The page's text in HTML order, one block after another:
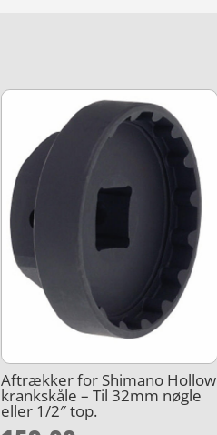
Aftrækker for Shimano Hollow
krankskåle – Til 32mm nøgle
eller 1/2″ top.